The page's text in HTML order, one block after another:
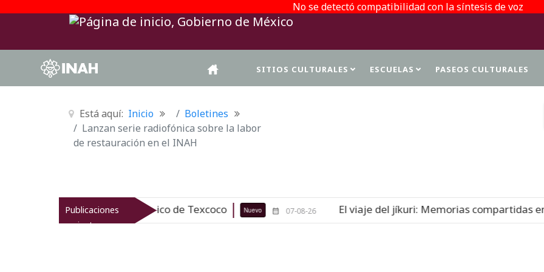
No se detectó compatibilidad con la síntesis de voz
SITIOS CULTURALES ESCUELAS PASEOS CULTURALES
Está aquí: Inicio
Boletines
Lanzan serie radiofónica sobre la labor
de restauración en el INAH
Publicaciones
recientes
arqueológico de Texcoco Nuevo 07-08-26 El viaje del jíkuri: Memorias compartidas en Cueva de las